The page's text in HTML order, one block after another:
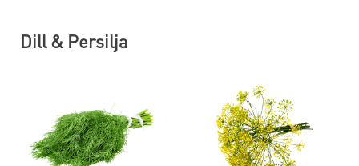
Dill & Persilja